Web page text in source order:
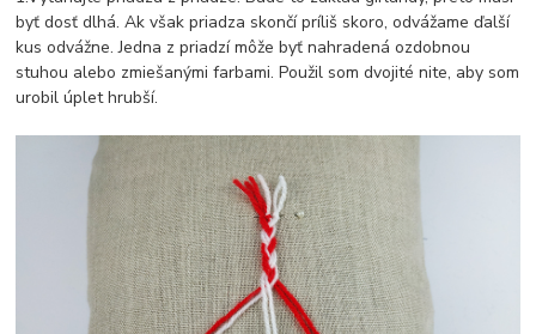
byť dosť dlhá. Ak však priadza skončí príliš skoro, odvážame ďalší
kus odvážne. Jedna z priadzí môže byť nahradená ozdobnou
stuhou alebo zmiešanými farbami. Použil som dvojité nite, aby som
urobil úplet hrubší.